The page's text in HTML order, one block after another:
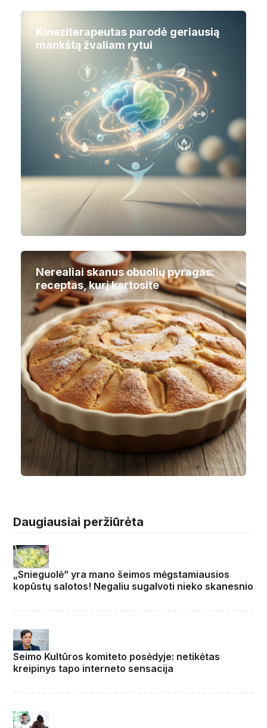
Kineziterapeutas parodė geriausią
mankštą žvaliam rytui
Nerealiai skanus obuolių pyragas:
receptas, kurį kartosite
Daugiausiai peržiūrėta
„Snieguolė” yra mano šeimos mėgstamiausios
kopūstų salotos! Negaliu sugalvoti nieko skanesnio
Seimo Kultūros komiteto posėdyje: netikėtas
kreipinys tapo interneto sensacija